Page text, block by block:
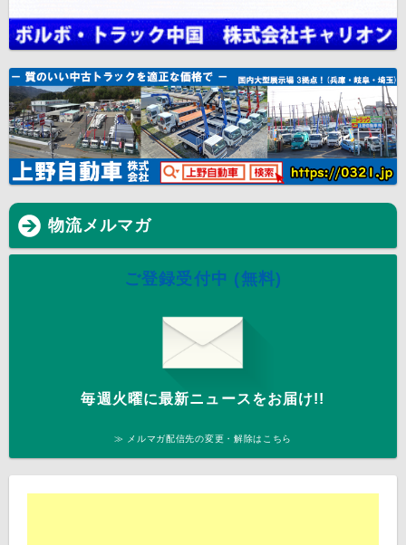
物流メルマガ
ご登録受付中 (無料)
毎週火曜に最新ニュースをお届け!!
≫ メルマガ配信先の変更・解除はこちら